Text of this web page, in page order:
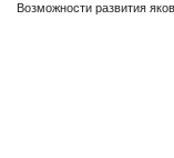
Возможности развития